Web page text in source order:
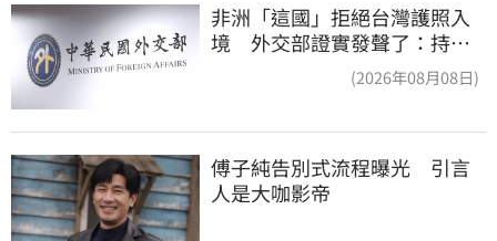
非洲「這國」拒絕台灣護照入
境 外交部證實發聲了：持續
(2026年08月08日)
傅子純告別式流程曝光　引言
人是大咖影帝